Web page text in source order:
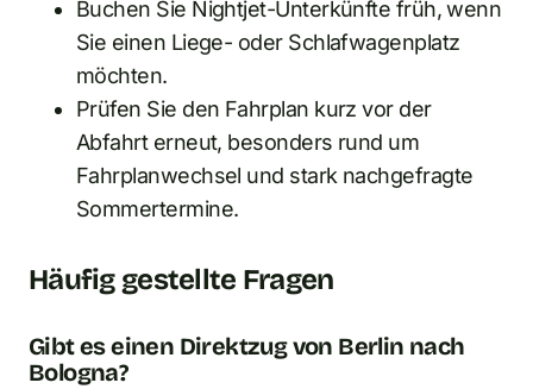
Buchen Sie Nightjet-Unterkünfte früh, wenn
Sie einen Liege- oder Schlafwagenplatz
möchten.
Prüfen Sie den Fahrplan kurz vor der
Abfahrt erneut, besonders rund um
Fahrplanwechsel und stark nachgefragte
Sommertermine.
Häufig gestellte Fragen
Gibt es einen Direktzug von Berlin nach
Bologna?